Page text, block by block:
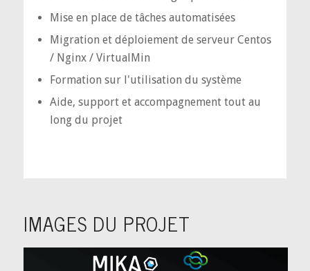
Mise en place de tâches automatisées
Migration et déploiement de serveur Centos
/ Nginx / VirtualMin
Formation sur l'utilisation du système
Aide, support et accompagnement tout au
long du projet
IMAGES DU PROJET